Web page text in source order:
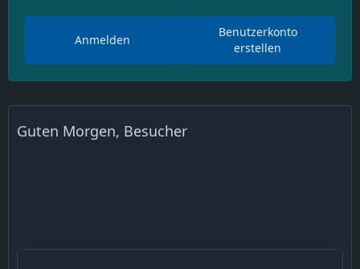
Benutzerkonto
erstellen
Anmelden
Guten Morgen, Besucher